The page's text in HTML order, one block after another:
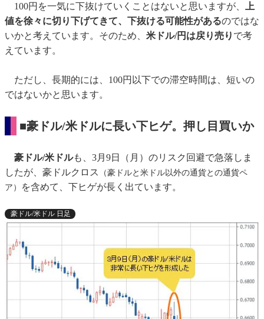
100円を一気に下抜けていくことはないと思いますが、
上
値を徐々に切り下げてきて、下抜ける可能性があるのではな
いかと考えています。そのため、 米ドル/円は戻り売り で考
えています。
ただし、長期的には、100円以下での滞空時間は、短いの
ではないかと思います。
■豪ドル/米ドルに長い下ヒゲ。押し目買いか
豪ドル/米ドルも、3月9日（月）のリスク回避で急落しま
したが、豪ドルクロス
（豪ドルと米ドル以外の通貨との通貨ペ
ア）
を含めて、下ヒゲが長く出ています。
豪ドル/米ドル 日足